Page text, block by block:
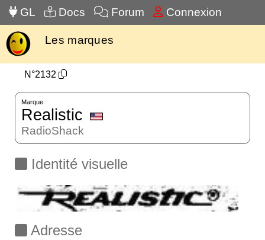
GL Docs Forum Connexion
Les marques
N°2132
Marque
Realistic
RadioShack
Identité visuelle
Adresse